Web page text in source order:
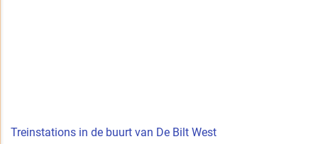
Treinstations in de buurt van De Bilt West